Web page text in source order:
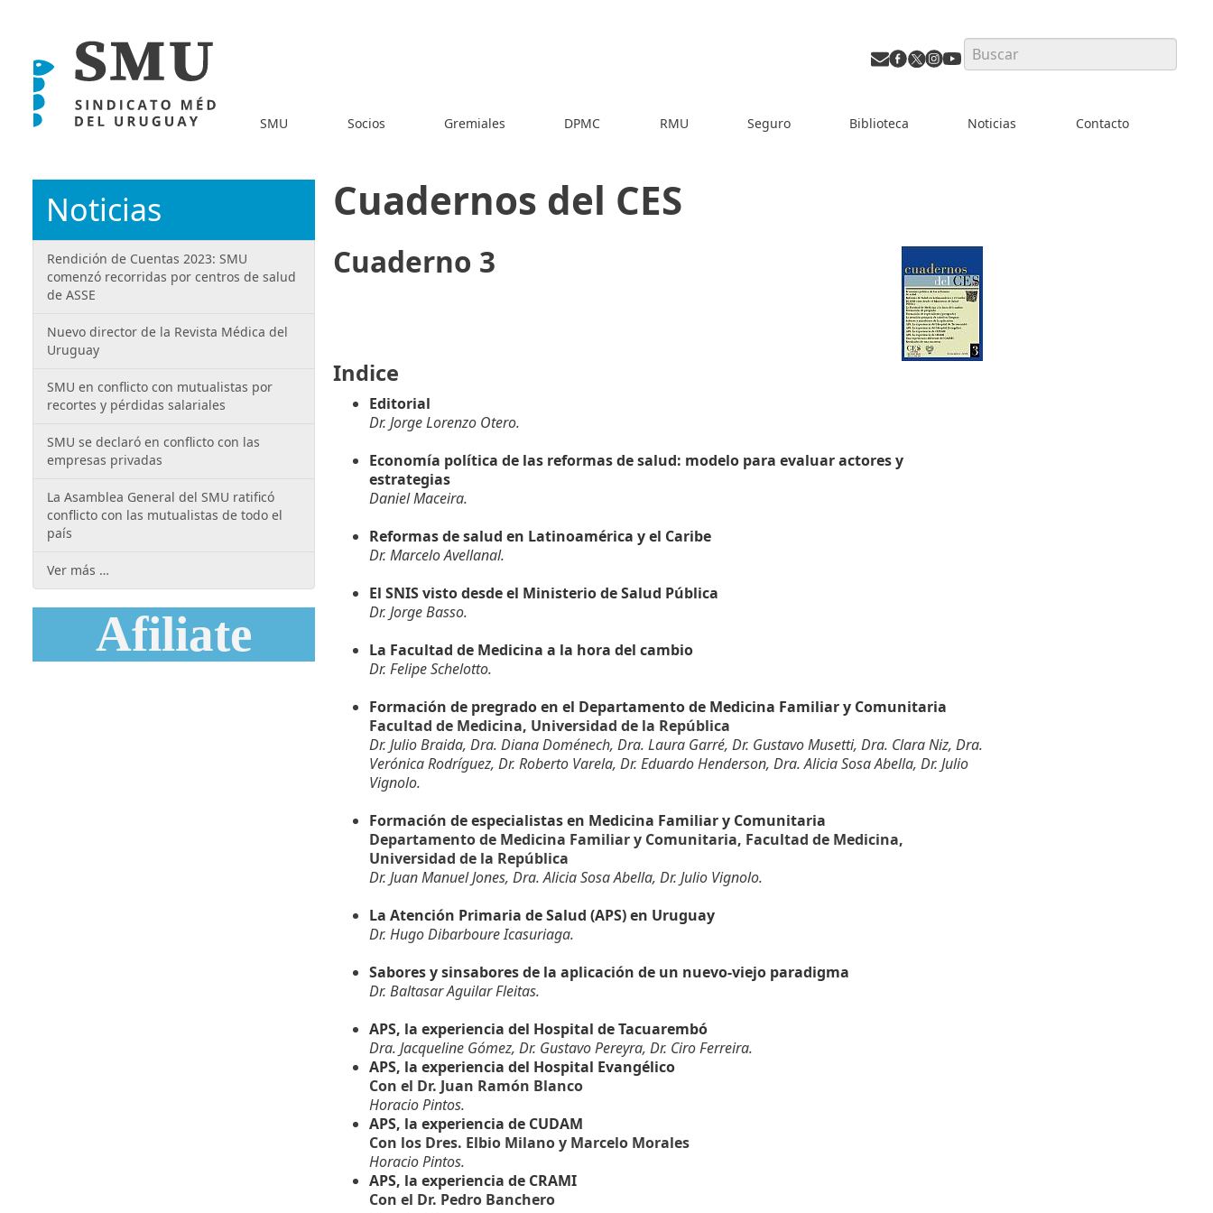
Search
SMU Socios Gremiales DPMC RMU Seguro Biblioteca Noticias Contacto
Cuadernos del CES
Cuaderno 3
Indice
Editorial
Dr. Jorge Lorenzo Otero.
Economía política de las reformas de salud: modelo para evaluar actores y
estrategias
Daniel Maceira.
Reformas de salud en Latinoamérica y el Caribe
Dr. Marcelo Avellanal.
El SNIS visto desde el Ministerio de Salud Pública
Dr. Jorge Basso.
La Facultad de Medicina a la hora del cambio
Dr. Felipe Schelotto.
Formación de pregrado en el Departamento de Medicina Familiar y Comunitaria
Facultad de Medicina, Universidad de la República
Dr. Julio Braida, Dra. Diana Doménech, Dra. Laura Garré, Dr. Gustavo Musetti, Dra. Clara Niz, Dra.
Verónica Rodríguez, Dr. Roberto Varela, Dr. Eduardo Henderson, Dra. Alicia Sosa Abella, Dr. Julio
Vignolo.
Formación de especialistas en Medicina Familiar y Comunitaria
Departamento de Medicina Familiar y Comunitaria, Facultad de Medicina,
Universidad de la República
Dr. Juan Manuel Jones, Dra. Alicia Sosa Abella, Dr. Julio Vignolo.
La Atención Primaria de Salud (APS) en Uruguay
Dr. Hugo Dibarboure Icasuriaga.
Sabores y sinsabores de la aplicación de un nuevo-viejo paradigma
Dr. Baltasar Aguilar Fleitas.
APS, la experiencia del Hospital de Tacuarembó
Dra. Jacqueline Gómez, Dr. Gustavo Pereyra, Dr. Ciro Ferreira.
APS, la experiencia del Hospital Evangélico
Con el Dr. Juan Ramón Blanco
Horacio Pintos.
APS, la experiencia de CUDAM
Con los Dres. Elbio Milano y Marcelo Morales
Horacio Pintos.
APS, la experiencia de CRAMI
Con el Dr. Pedro Banchero
Noticias
Rendición de Cuentas 2023: SMU
comenzó recorridas por centros de salud
de ASSE
Nuevo director de la Revista Médica del
Uruguay
SMU en conflicto con mutualistas por
recortes y pérdidas salariales
SMU se declaró en conflicto con las
empresas privadas
La Asamblea General del SMU ratificó
conflicto con las mutualistas de todo el
país
Ver más …
Afiliate